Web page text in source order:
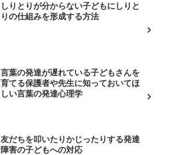
しりとりが分からない子どもにしりと
りの仕組みを形成する方法
言葉の発達が遅れている子どもさんを
育てる保護者や先生に知っておいてほ
しい言葉の発達心理学
友だちを叩いたりかじったりする発達
障害の子どもへの対応